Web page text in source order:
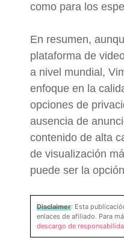
como para los
En resumen,
plataforma de
a nivel mundial,
enfoque en la
opciones de
ausencia de
contenido de alta
de visualización
puede ser la
Disclaimer: Esta
enlaces de afiliado. Para
descargo de